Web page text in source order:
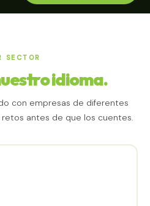
SECTOR
idioma.
con empresas de diferentes
antes de que los cuentes.